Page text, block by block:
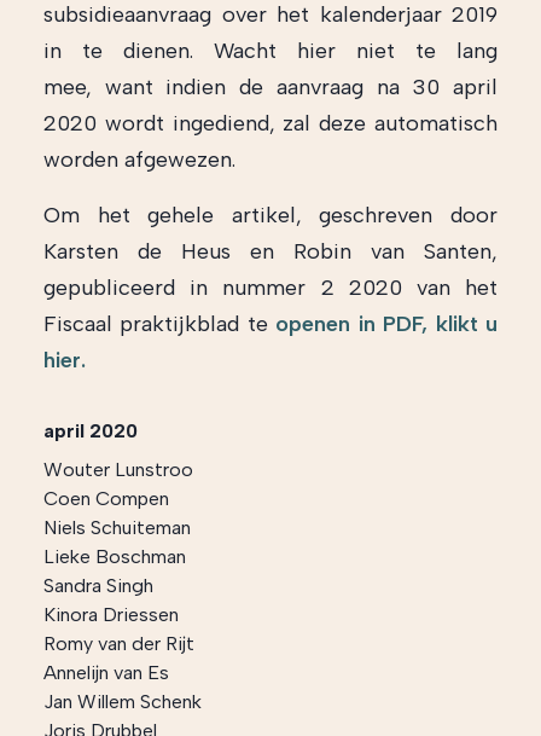
subsidieaanvraag over het kalenderjaar 2019
in te dienen. Wacht hier niet te lang
mee, want indien de aanvraag na 30 april
2020 wordt ingediend, zal deze automatisch
worden afgewezen.
Om het gehele artikel, geschreven door
Karsten de Heus en Robin van Santen,
gepubliceerd in nummer 2 2020 van het
Fiscaal praktijkblad te openen in PDF, klikt u
hier.
april 2020
Wouter Lunstroo
Coen Compen
Niels Schuiteman
Lieke Boschman
Sandra Singh
Kinora Driessen
Romy van der Rijt
Annelijn van Es
Jan Willem Schenk
Joris Drubbel